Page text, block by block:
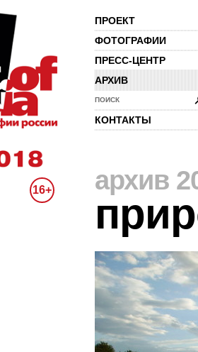
ПРОЕКТ
ФОТОГРАФИИ
ПРЕСС-ЦЕНТР
АРХИВ
ПОИСК
КОНТАКТЫ
16+ архив